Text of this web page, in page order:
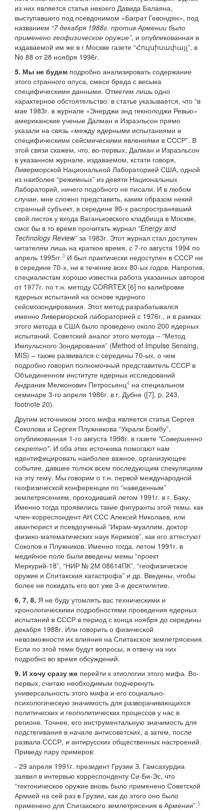
из них является статья некоего Давида Балаяна,
выступавшего под псевдонимом «Баграт Гевондян», под
названием “7 декабря 1988г. против Армении было
применено геофизическое оружие”, и опубликованная в
издаваемой им же в г.Москве газете “Հույսիսափայլ”, в
No 88 от 28 ноября 1996г.
5. Мы не будем подробно анализировать содержание
этого странного опуса, смеси бреда с весьма
специфическими данными. Отметим лишь одно
характерное обстоятельство: в статье указывается, что “в
мае 1983г. в журнале «Энерджи энд текнолоджи Ревью»
американские ученые Далман и Израэльсон прямо
указали на связь «между ядерными испытаниями и
специфическими сейсмическими явлениями в СССР”. В
этой связи скажем, что, во-первых, Далман и Израэльсон
в указанном журнале, издаваемом, кстати говоря,
Ливерморской Национальной Лабораторией США, одной
из наиболее “режимных” из девяти Национальных
Лабораторий, ничего подобного не писали. И в любом
случае, мне сложно представить, каким образом некий
странный субъект, в середине 90-х распространявший
свой листок у входа Ваганьковского кладбища в Москве,
смог бы в то время прочитать журнал “Energy and
Technology Review”за 1983г. Этот журнал стал доступен
читателям лишь на краткое время, с 7-го августа 1994 по
апрель 1995гг.3 И был практически недоступен в СССР ни
в середине 70-х, ни в течение всех 80-ых годов. Напротив,
специалистам хорошо известна работа указанных авторов
от 1977г. по т.н. методу CORRTEX [6] по калибровке
ядерных испытаний на основе ядерного
сейсмозондирования. Этот метод разрабатывался
именно Ливерморской лабораторией с 1976г., и в рамках
этого метода в США было проведено около 200 ядерных
испытаний. Советский аналог этого метода – “Метод
Импульсного Зондирования” (Method of Impulse Sensing,
MIS) – также развивался с середины 70-ых, о чем
подробно говорил полномочный представитель СССР в
Объединенном институте ядерных исследований
Андраник Мелконович Петросьянц4 на специальном
семинаре 3-го апреля 1986г. в г. Дубне ([7], p. 243,
footnote 20).
Другим источником этого мифа является статья Сергея
Соколова и Сергея Плужникова “Украли Бомбу”,
опубликованная 1-го августа 1998г. в газете "Совершенно
секретно". И оба этих источника помогают нам
идентифицировать наиболее важное, организующее
событие, давшее толчок всем последующим спекуляциям
на эту тему. Мы говорим о т.н. первой международной
геофизической конференции по “наведенным”
землетрясениям, проходившей летом 1991г. в г. Баку.
Именно тогда проявились такие фигуранты этой темы, как
член-корреспондент АН ССС Алексей Николаев, или
авантюрист и псевдоученый “Икрам-муаллим, доктор
физико-математических наук Керимов”, как его аттестуют
Соколов и Плужников. Именно тогда, летом 1991г. в
медийное поле были введены мемы “проект
Меркурий-18”, “НИР № 2М 08614ПК”, “геофизическое
оружие и Спитакская катастрофа” и др. Введены, чтобы
более не покидать его вот уже 3-е десятилетие.
6, 7, 8. Я не буду утомлять вас техническими и
хронологическими подробностями проведения ядерных
испытаний в СССР в период с конца ноября до середины
декабря 1988г. Или говорить о физической
невозможности их влияния на Спитакское землетрясения.
Если по этой теме будут вопросы, я отвечу на них
подробно во время обсуждений.
9. И хочу сразу же перейти к этиологии этого мифа. Во-
первых, считаю необходимым подчеркнуть
универсальность этого мифа и его социально-
психологическую значимость для разворачивающихся
политических и геополитических процессов у нас в
регионе. Точнее, его инструментальную значимость для
подстегивания в начале антисоветских, а затем, после
развала СССР, и антирусских общественных настроений.
Приведу пару примеров:
- 29 апреля 1991г. президент Грузии З. Гамсахурдиа
заявил в интервью корреспонденту Си-Би-Эс, что
“тектоническое оружие вновь было применено Советской
Армией на сей раз в Грузии, как до этого оно было
применено для Спитакского землетрясения в Армении”.5